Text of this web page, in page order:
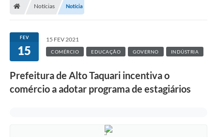
Notícias Notícia
FEV
15
15 FEV 2021
COMÉRCIO EDUCAÇÃO GOVERNO INDÚSTRIA
Prefeitura de Alto Taquari incentiva o
comércio a adotar programa de estagiários